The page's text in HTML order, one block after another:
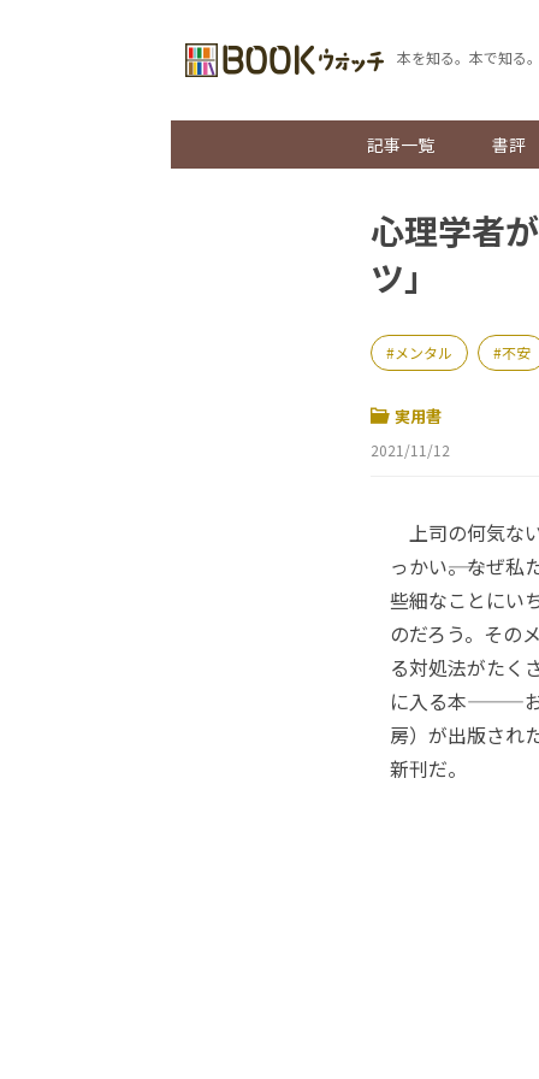
本を知る。本で知る。
記事一覧 書評
心理学者
ツ」
メンタル 不安
実用書
2021/11/12
上司の何気な
っかい――。なぜ
些細なことにい
のだろう。その
る対処法がたく
に入る本―――お
房）が出版され
新刊だ。